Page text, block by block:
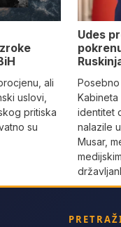
ali
uslovi,
pritiska
su
Udes
identitet
nalazile
Musar,